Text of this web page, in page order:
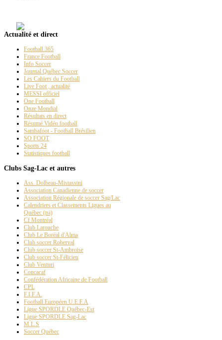
Actualité et direct
Football 365
France Football
Info Soccer
Journal Québec Soccer
Les Cahiers du Football
Live Foot , actualité
MESSI officiel
One Football
Onze Mondial
Résultats en direct
Résumé Vidéo football
Sambafoot - Football Brésilien
SO FOOT
Sports 24
Statistiques football
Clubs Sag-Lac et autres
Ass. Dolbeau-Mistassini
Association Canadienne de soccer
Association Régionale de soccer Sag/Lac
Calendriers et Classements Ligues au
Québec (tsi)
Cf Montréal
Club Larouche
Club Le Boréal d'Alma
Club soccer Roberval
Club soccer St-Ambroise
Club soccer St-Félicien
Club Venturi
Concacaf
Confédération Africaine de Football
CPL
F.I.F.A.
Football Européen U.E.F.A
Ligue SPORDLE Québec-Est
Ligue SPORDLE Sag-Lac
M.L.S
Soccer Québec